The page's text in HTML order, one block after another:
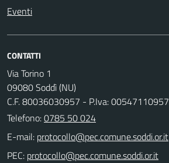
Eventi
CONTATTI
Via Torino 1
09080 Soddì (NU)
C.F. 80036030957 - P.Iva: 00547110957
Telefono:0785 50 024
E-mail:
PEC: